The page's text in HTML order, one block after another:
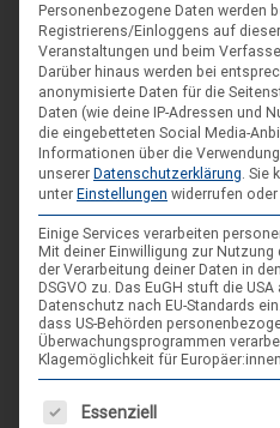
DIE NÄCHSTEN
ARR|JEL
21.
Landes-
4.
04
Sep.
Personenbezogene Daten werden
Registrierens/Einloggens auf
Veranstaltungen und beim
Darüber hinaus werden bei
anonymisierte Daten für die
Daten (wie deine IP-Adressen und
die eingebetteten Social Media-
Informationen über die
unserer Datenschutzerklärung Sie
unter Einstellungen widerrufen oder
Einige Services verarbeiten
Mit deiner Einwilligung zur
der Verarbeitung deiner Daten in
DSGVO zu. Das EuGH stuft die
Datenschutz nach EU-Standards
dass US-Behörden
Überwachungsprogrammen
Klagemöglichkeit für Europäer:innen.
Es folgt eine Liste der Service-
Essenziell